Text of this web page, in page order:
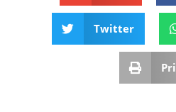
Twitter